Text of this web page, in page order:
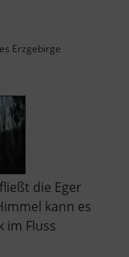
Erzgebirge
die Eger
kann es
im Fluss